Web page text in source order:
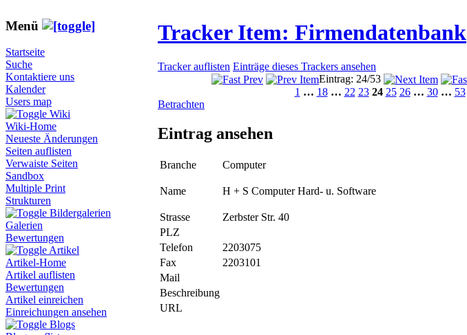
Menü
Startseite
Suche
Kontaktiere uns
Kalender
Users map
Wiki
Wiki-Home
Neueste Änderungen
Seiten auflisten
Verwaiste Seiten
Sandbox
Multiple Print
Strukturen
Bildergalerien
Galerien
Bewertungen
Artikel
Artikel-Home
Artikel auflisten
Bewertungen
Artikel einreichen
Einreichungen ansehen
Blogs
Tracker Item: Firmendatenbank
Tracker auflisten Einträge dieses Trackers ansehen
Eintrag: 24/53
1 … 18 … 22 23 24 25 26 … 30 … 53
Betrachten
Eintrag ansehen
Branche Computer
Name H + S Computer Hard- u. Software
Strasse
Zerbster Str. 40
PLZ
Telefon
2203075
Fax
2203101
Mail
Beschreibung
URL